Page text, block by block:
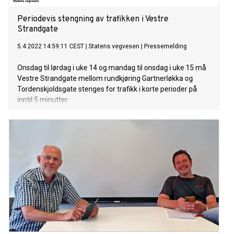
Periodevis stengning av trafikken i Vestre
Strandgate
5.4.2022 14:59:11 CEST Statens vegvesen Pressemelding
Onsdag til lørdag i uke 14 og mandag til onsdag i uke 15 må
Vestre Strandgate mellom rundkjøring Gartnerløkka og
Tordenskjoldsgate stenges for trafikk i korte perioder på
inntil 5 minutter.